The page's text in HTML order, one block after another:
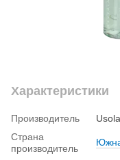
Характеристики
Производитель
Страна
производитель